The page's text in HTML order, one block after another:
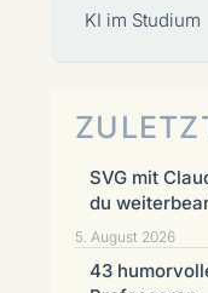
KI im Studium
SVG mit
du
5. August 2026
43